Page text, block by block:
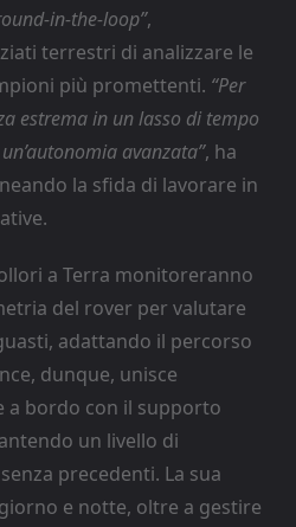
in-the-loop”,
terrestri di analizzare le
più promettenti. “Per
estrema in un lasso di tempo
avanzata”, ha
la sfida di lavorare in
a Terra monitoreranno
del rover per valutare
adattando il percorso
dunque, unisce
a bordo con il supporto
un livello di
precedenti. La sua
e notte, oltre a gestire